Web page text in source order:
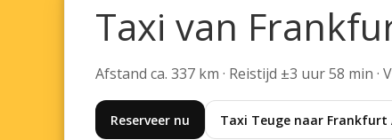
Taxi van
Afstand ca. 337 km · Reistijd ±3 uur 58 min
Reserveer nu Taxi Teuge naar Frankfurt